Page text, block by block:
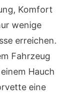
Komfort
wenige
erreichen.
Fahrzeug
Hauch
eine